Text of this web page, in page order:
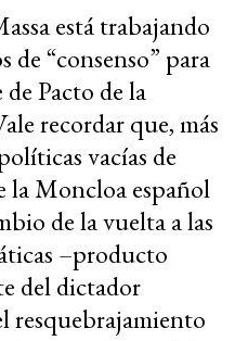
está trabajando
de “consenso” para
Pacto de la
recordar que, más
vacías de
la Moncloa español
de la vuelta a las
–producto
del dictador
resquebrajamiento